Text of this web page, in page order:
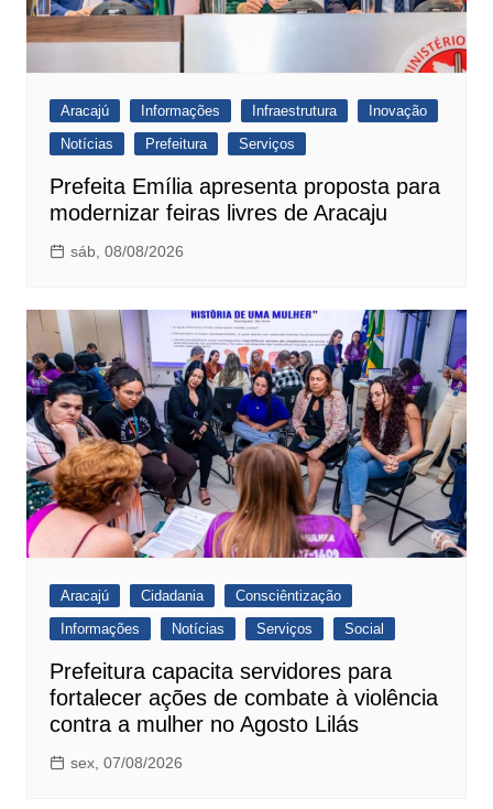
Aracajú Informações Infraestrutura
Inovação
Notícias
Prefeitura Serviços
Prefeita Emília apresenta proposta para
modernizar feiras livres de Aracaju
sáb, 08/08/2026
Aracajú Cidadania
Consciêntização
Informações
Notícias Serviços Social
Prefeitura capacita servidores para
fortalecer ações de combate à violência
contra a mulher no Agosto Lilás
sex, 07/08/2026